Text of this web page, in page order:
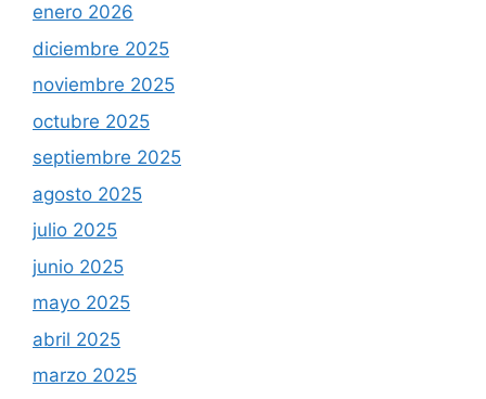
enero 2026
diciembre 2025
noviembre 2025
octubre 2025
septiembre 2025
agosto 2025
julio 2025
junio 2025
mayo 2025
abril 2025
marzo 2025